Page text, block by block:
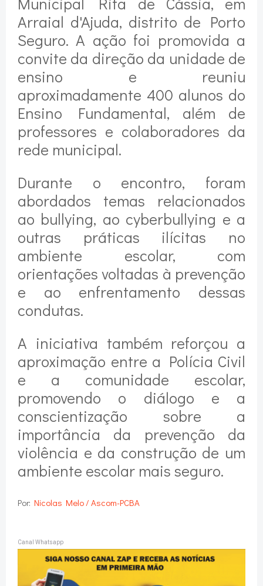
Arraial d'Ajuda, distrito de Porto
Seguro. A ação foi promovida a
convite da direção da unidade de
ensino e reuniu
aproximadamente 400 alunos do
Ensino Fundamental, além de
professores e colaboradores da
rede municipal.
Durante o encontro, foram
abordados temas relacionados
ao bullying, ao cyberbullying e a
outras práticas ilícitas no
ambiente escolar, com
orientações voltadas à prevenção
e ao enfrentamento dessas
condutas.
A iniciativa também reforçou a
aproximação entre a Polícia Civil
e a comunidade escolar,
promovendo o diálogo e a
conscientização sobre a
importância da prevenção da
violência e da construção de um
ambiente escolar mais seguro.
Por: Nicolas Melo / Ascom-PCBA
Canal Whatsapp